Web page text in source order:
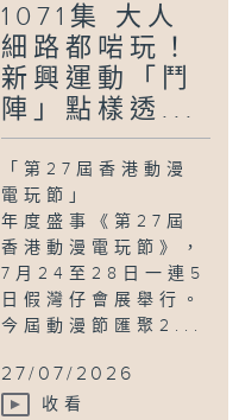
1071集 大人
細路都啱玩！
新興運動「鬥
陣」點樣透...
「第27屆香港動漫
電玩節」
年度盛事《第27屆
香港動漫電玩節》，
7月24至28日一連5
日假灣仔會展舉行。
今屆動漫節匯聚2...
27/07/2026
收看